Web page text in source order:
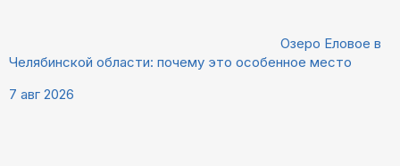
Озеро Еловое в
Челябинской области: почему это особенное место
7 авг 2026